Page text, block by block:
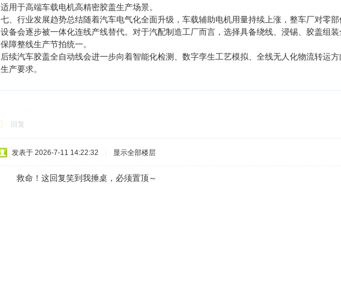
适用于高端车载电机高精密胶盖生产场景。
七、行业发展趋势总结随着汽车电气化全面升级，车载辅助电机用量持续上涨，整车厂对零
设备会逐步被一体化连线产线替代。对于汽配制造工厂而言，选择具备绕线、浸锡、胶盖组
保障整线生产节拍统一。
后续汽车胶盖全自动线会进一步向着智能化检测、数字孪生工艺模拟、全线无人化物流转运
生产要求。
回复
发表于 2026-7-11 14:22:32 显示全部楼层
救命！这回复笑到我捶桌，必须置顶～